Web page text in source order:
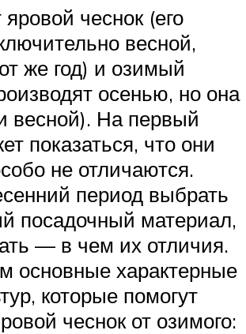
чеснок (его
весной,
же год) и озимый
осенью, но она
весной). На первый
показаться, что они
не отличаются.
период выбрать
посадочный материал,
— в чем их отличия.
основные характерные
которые помогут
чеснок от озимого: